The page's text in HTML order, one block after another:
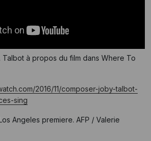
à propos du film dans Where To
2016/11/composer-joby-talbot-
sing
Angeles premiere. AFP / Valerie